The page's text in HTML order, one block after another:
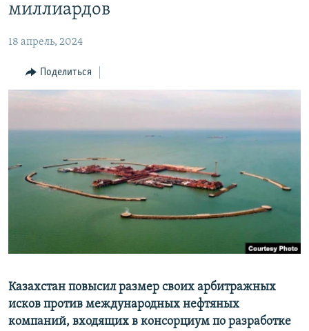
главной
Вернутся
поиску
МИГРАНТ МЕДИА
миллиардов
18 апрель, 2024
Поделиться
Казахстан повысил размер своих арбитражных
исков против международных нефтяных
компаний, входящих в консорциум по разработке